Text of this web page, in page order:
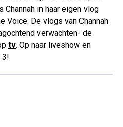
Channah in haar eigen vlog
Voice. De vlogs van Channah
verwachten- de
tv. Op naar liveshow en
3!